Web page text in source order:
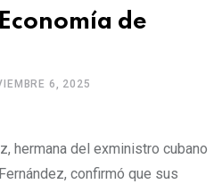
de
6, 2025
hermana del exministro cubano
confirmó que sus